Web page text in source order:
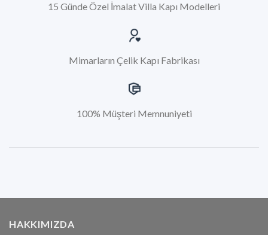
15 Günde Özel İmalat Villa Kapı Modelleri
Mimarların Çelik Kapı Fabrikası
100% Müşteri Memnuniyeti
HAKKIMIZDA